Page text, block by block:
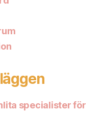
specialister för